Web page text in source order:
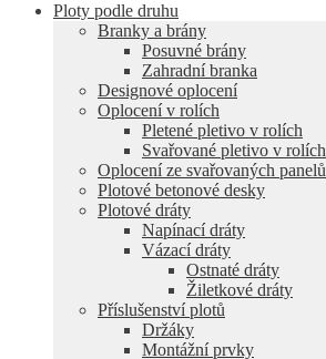
Ploty podle druhu
Branky a brány
Posuvné brány
Zahradní branka
Designové oplocení
Oplocení v rolích
Pletené pletivo v rolích
Svařované pletivo v rolích
Oplocení ze svařovaných panelů
Plotové betonové desky
Plotové dráty
Napínací dráty
Vázací dráty
Ostnaté dráty
Žiletkové dráty
Příslušenství plotů
Držáky
Montážní prvky